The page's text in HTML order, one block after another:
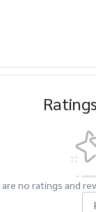
are no ratings and